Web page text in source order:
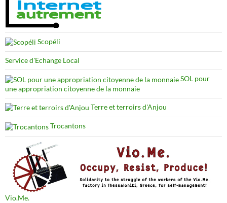
Scopéli
Service d'Echange Local
SOL pour
une appropriation citoyenne de la monnaie
Terre et terroirs d'Anjou
Trocantons
Vio.Me.